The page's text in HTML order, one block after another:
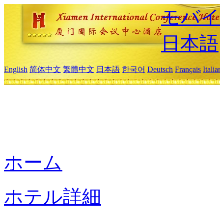
モバ
日本語
English 简体中文 繁體中文 日本語 한국어 Deutsch Français
ホーム
ホテル詳細